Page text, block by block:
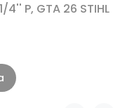
4'' P, GTA 26 STIHL